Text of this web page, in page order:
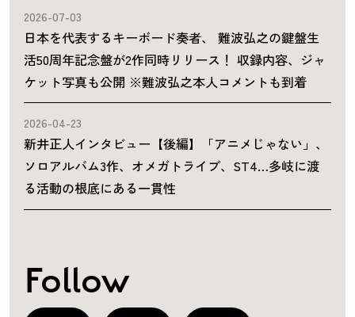
2026-07-03
日本を代表するキーボード奏者、 難波弘之の鍵盤生
活50周年記念盤が2作同時リリース！ 収録内容、ジャ
ケット写真も公開 ※難波弘之本人コメントも到着
2026-04-23
新井正人インタビュー【後編】「アニメじゃない」、
ソロアルバム3作、オメガトライブ、ST4…多岐に渡
る活動の根底にある一貫性
Follow